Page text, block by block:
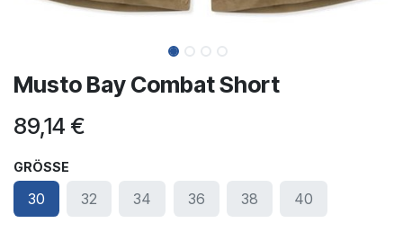
Musto Bay Combat Short
89,14 €
GRÖSSE
30 32 34 36 38 40